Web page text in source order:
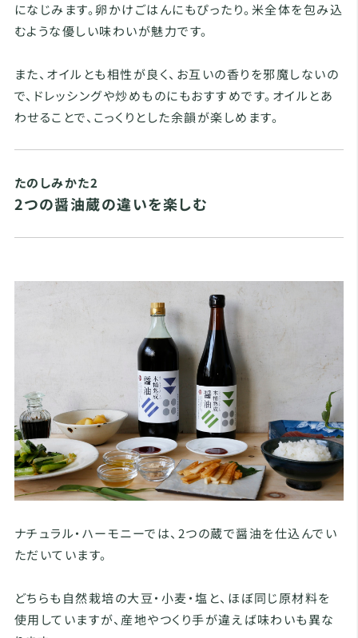
になじみます。卵かけごはんにもぴったり。米全体を包み込
むような優しい味わいが魅力です。
また、オイルとも相性が良く、お互いの香りを邪魔しないの
で、ドレッシングや炒めものにもおすすめです。オイルとあ
わせることで、こっくりとした余韻が楽しめます。
たのしみかた2
2つの醤油蔵の違いを楽しむ
ナチュラル・ハーモニーでは、2つの蔵で醤油を仕込んでい
ただいています。
どちらも自然栽培の大豆・小麦・塩と、ほぼ同じ原材料を
使用していますが、産地やつくり手が違えば味わいも異な